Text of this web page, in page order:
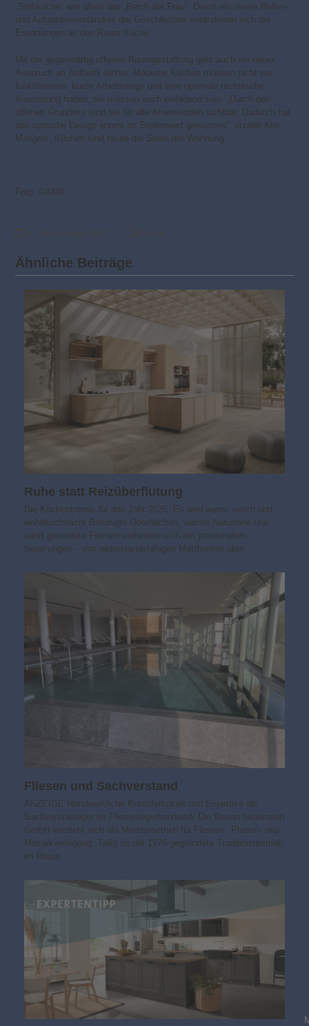
„Stehküche“ war allein das „Reich der Frau“. Durch ein neues Rollen-
und Aufgabenverständnis der Geschlechter veränderten sich die
Erwartungen an den Raum Küche.
Mit der gegenwärtig offenen Raumgestaltung geht auch ein neuer
Anspruch an Ästhetik einher. Moderne Küchen müssen nicht nur
funktionieren, kurze Arbeitswege und eine optimale technische
Ausrüstung haben, sie müssen auch einladend sein. „Durch den
offenen Grundriss sind sie für alle Anwesenden sichtbar. Dadurch hat
das optische Design enorm an Stellenwert gewonnen“, erzählt Kirk
Mangels. Küchen sind heute die Seele der Wohnung.
Foto: ©AMK
Ähnliche Beiträge
Ruhe statt Reizüberflutung
Die Küchentrends für das Jahr 2026: Es wird warm, weich und
wohldurchdacht Beruhigte Oberflächen, warme Naturtöne und
sanft gerundete Formen verbinden sich mit praxisnahen
Neuerungen – von widerstandsfähigen Mattfronten über…
Fliesen und Sachverstand
ANZEIGE Handwerkliche Kunstfertigkeit und Expertise als
Sachverständiger im Fliesenlegerhandwerk Die fliesen tiedemann
GmbH versteht sich als Meisterbetrieb für Fliesen-, Platten- und
Mosaikverlegung. Tätig ist der 1976 gegründete Traditionsbetrieb
im Raum…